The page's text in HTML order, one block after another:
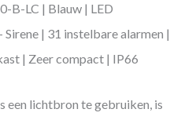
B-LC | Blauw | LED
| 31 instelbare alarmen |
| Zeer compact | IP66
een lichtbron te gebruiken, is